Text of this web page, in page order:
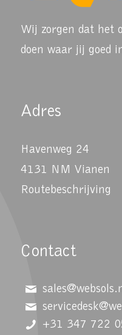
Wij zorgen dat het
doen waar jij goed
Adres
Havenweg 24
4131 NM Vianen
Routebeschrijving
Contact
+31 347 722